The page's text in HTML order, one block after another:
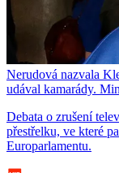
Nerudová nazvala
udával kamarády.
Debata o zrušení
přestřelku, ve které
Europarlamentu.